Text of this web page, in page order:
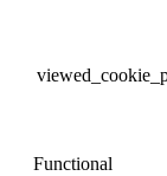
Functional